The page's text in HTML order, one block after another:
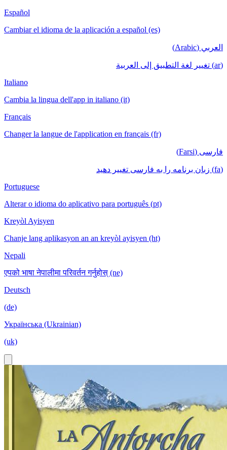
Español
Cambiar el idioma de la aplicación a español (es)
العربي (Arabic)
(ar) تغيير لغة التطبيق إلى العربية
Italiano
Cambia la lingua dell'app in italiano (it)
Français
Changer la langue de l'application en français (fr)
فارسی (Farsi)
(fa) زبان برنامه را به فارسی تغییر دهید
Portuguese
Alterar o idioma do aplicativo para português (pt)
Kreyòl Ayisyen
Chanje lang aplikasyon an an kreyòl ayisyen (ht)
Nepali
एपको भाषा नेपालीमा परिवर्तन गर्नुहोस् (ne)
Deutsch
(de)
Українська (Ukrainian)
(uk)